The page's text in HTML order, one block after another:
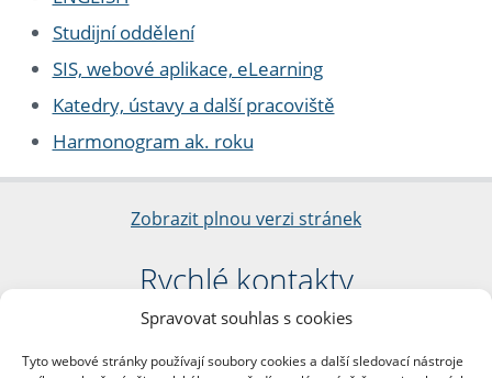
Spravovat souhlas s cookies
Tyto webové stránky používají soubory cookies a další sledovací nástroje
Studijní oddělení
SIS, webové aplikace, eLearning
Katedry, ústavy a další pracoviště
Harmonogram ak. roku
Zobrazit plnou verzi stránek
Rychlé kontakty
Filozofická fakulta
nám. Jana Palacha 1/2